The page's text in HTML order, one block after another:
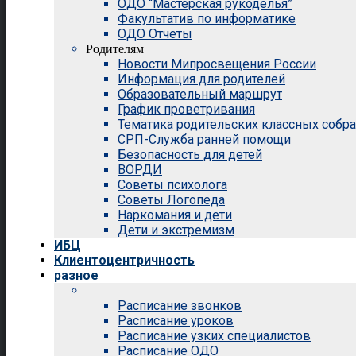
ОДО “Мастерская рукоделья”
Факультатив по информатике
ОДО Отчеты
Родителям
Новости Мипросвещения России
Информация для родителей
Образовательный маршрут
График проветривания
Тематика родительских классных
СРП-Служба ранней помощи
Безопасность для детей
ВОРДИ
Советы психолога
Советы Логопеда
Наркомания и дети
Дети и экстремизм
ИБЦ
Клиентоцентричность
разное
Расписание звонков
Расписание уроков
Расписание узких специалистов
Расписание ОДО